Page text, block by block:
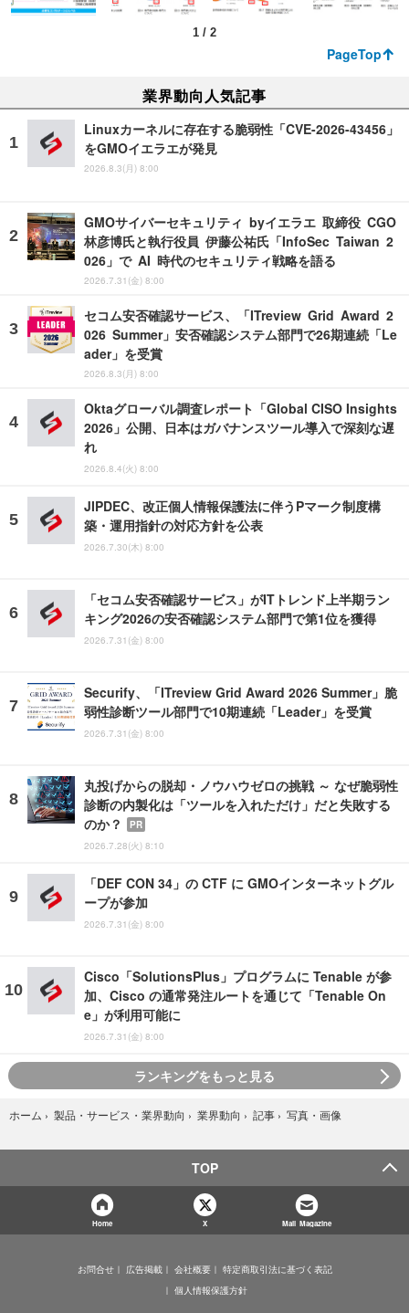
1 / 2
PageTop
業界動向人気記事
Linuxカーネルに存在する脆弱性「CVE-2026-43456」
をGMOイエラエが発見
2026.8.3(月) 8:00
GMOサイバーセキュリティ byイエラエ 取締役 CGO
林彦博氏と執行役員 伊藤公祐氏「InfoSec Taiwan 2
026」で AI 時代のセキュリティ戦略を語る
2026.7.31(金) 8:00
セコム安否確認サービス、「ITreview Grid Award 2
026 Summer」安否確認システム部門で26期連続「Le
ader」を受賞
2026.8.3(月) 8:00
Oktaグローバル調査レポート「Global CISO Insights
2026」公開、日本はガバナンスツール導入で深刻な遅
れ
2026.8.4(火) 8:00
JIPDEC、改正個人情報保護法に伴うPマーク制度構
築・運用指針の対応方針を公表
2026.7.30(木) 8:00
「セコム安否確認サービス」がITトレンド上半期ラン
キング2026の安否確認システム部門で第1位を獲得
2026.7.31(金) 8:00
Securify、「ITreview Grid Award 2026 Summer」脆
弱性診断ツール部門で10期連続「Leader」を受賞
2026.7.31(金) 8:00
丸投げからの脱却・ノウハウゼロの挑戦 ～ なぜ脆弱性
診断の内製化は「ツールを入れただけ」だと失敗する
のか？
PR
2026.7.28(火) 8:10
「DEF CON 34」の CTF に GMOインターネットグル
ープが参加
2026.7.31(金) 8:00
Cisco「SolutionsPlus」プログラムに Tenable が参
加、Cisco の通常発注ルートを通じて「Tenable On
e」が利用可能に
2026.7.31(金) 8:00
ランキングをもっと見る
ホーム › 製品・サービス・業界動向 › 業界動向 › 記事 › 写真・画像
TOP
Home X Mail Magazine
お問合せ 広告掲載 会社概要
特定商取引法に基づく表記
個人情報保護方針